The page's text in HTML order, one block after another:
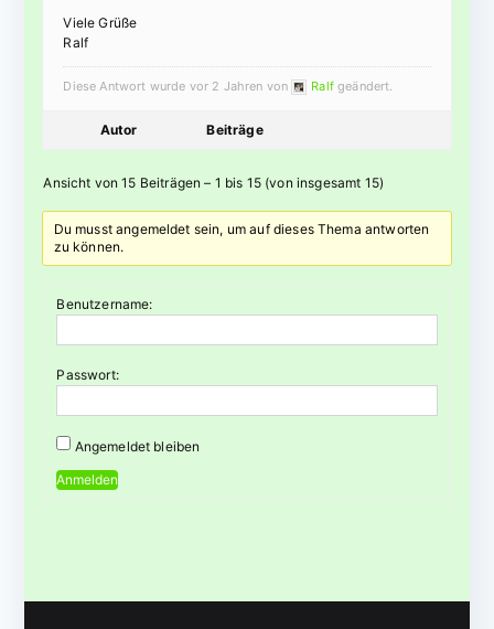
Viele Grüße
Ralf
Diese Antwort wurde vor 2 Jahren von Ralfgeändert.
Autor Beiträge
Ansicht von 15 Beiträgen – 1 bis 15 (von insgesamt 15)
Du musst angemeldet sein, um auf dieses Thema antworten
zu können.
Benutzername:
Passwort:
Angemeldet bleiben
Anmelden